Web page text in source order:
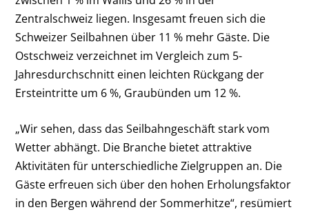
Zentralschweiz liegen. Insgesamt freuen sich die
Schweizer Seilbahnen über 11 % mehr Gäste. Die
Ostschweiz verzeichnet im Vergleich zum 5-
Jahresdurchschnitt einen leichten Rückgang der
Ersteintritte um 6 %, Graubünden um 12 %.
„Wir sehen, dass das Seilbahngeschäft stark vom
Wetter abhängt. Die Branche bietet attraktive
Aktivitäten für unterschiedliche Zielgruppen an. Die
Gäste erfreuen sich über den hohen Erholungsfaktor
in den Bergen während der Sommerhitze“, resümiert